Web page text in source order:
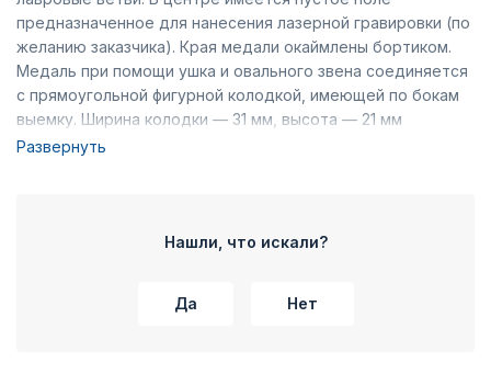
предназначенное для нанесения лазерной гравировки (по
желанию заказчика). Края медали окаймлены бортиком.
Медаль при помощи ушка и овального звена соединяется
с прямоугольной фигурной колодкой, имеющей по бокам
выемку. Ширина колодки — 31 мм, высота — 21 мм
(включая нижний выступ). Вдоль основания колодки
текстом. Текст зависит от выбора заказчика. Колодка
Развернуть
Нашли, что искали?
Да Нет